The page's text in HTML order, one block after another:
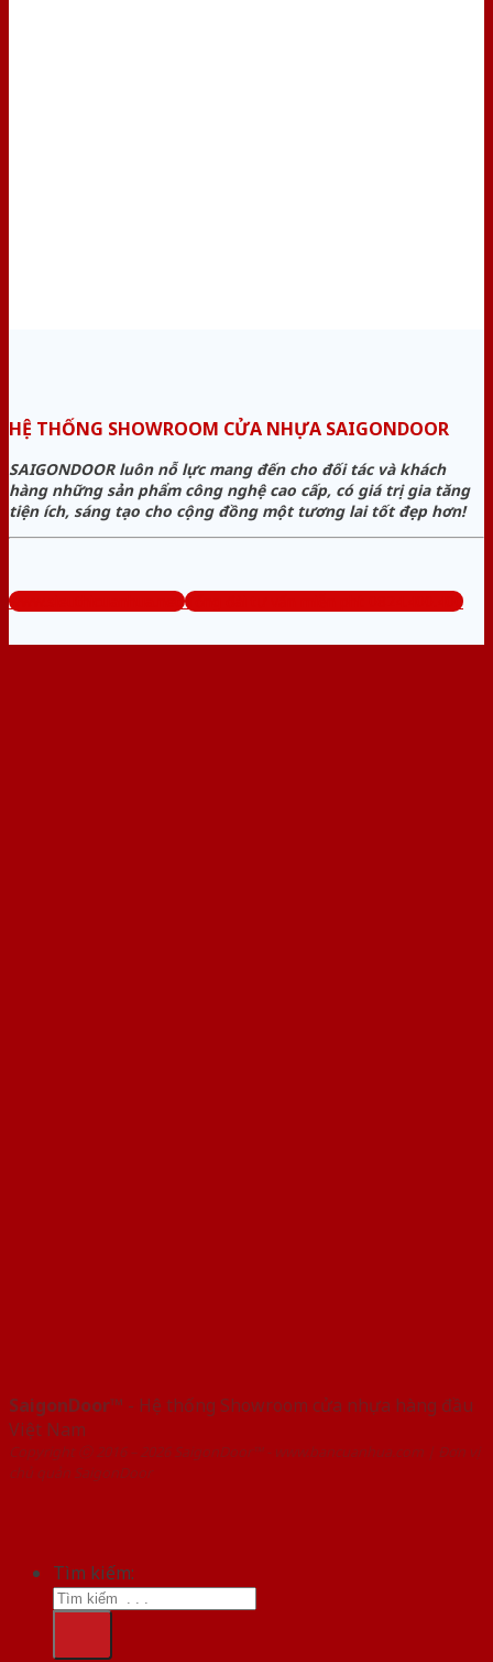
HỆ THỐNG SHOWROOM CỬA NHỰA SAIGONDOOR
SAIGONDOOR luôn nỗ lực mang đến cho đối tác và khách
hàng những sản phẩm công nghệ cao cấp, có giá trị gia tăng
tiện ích, sáng tạo cho cộng đồng một tương lai tốt đẹp hơn!
www.sieuthicuanhua.net Tổng đài tư vấn miễn phí: 0824.400.400
SaigonDoor™ - Hệ thống Showroom cửa nhựa hàng đầu
Việt Nam
Copyright ⓒ 2016 – 2026 SaigonDoor™ - www.bancuanhua.com | Đơn vị
chủ quản SaigonDoor
Tìm kiếm: